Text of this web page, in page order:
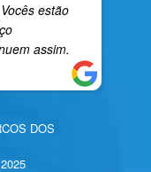
Vocês estão
assim.
DOS